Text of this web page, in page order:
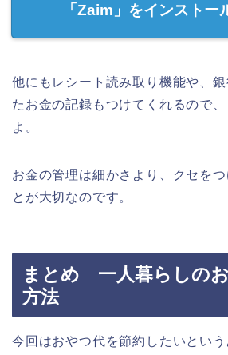
「Zaim」をインストー
他にもレシート読み取り機能や、
たお金の記録もつけてくれるので
よ。
お金の管理は細かさより、クセを
とが大切なのです。
まとめ 一人暮らしの
方法
今回はおやつ代を節約したいという